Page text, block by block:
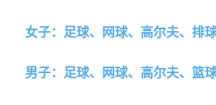
女子：足球、网球、高尔夫、排
男子：足球、网球、高尔夫、篮